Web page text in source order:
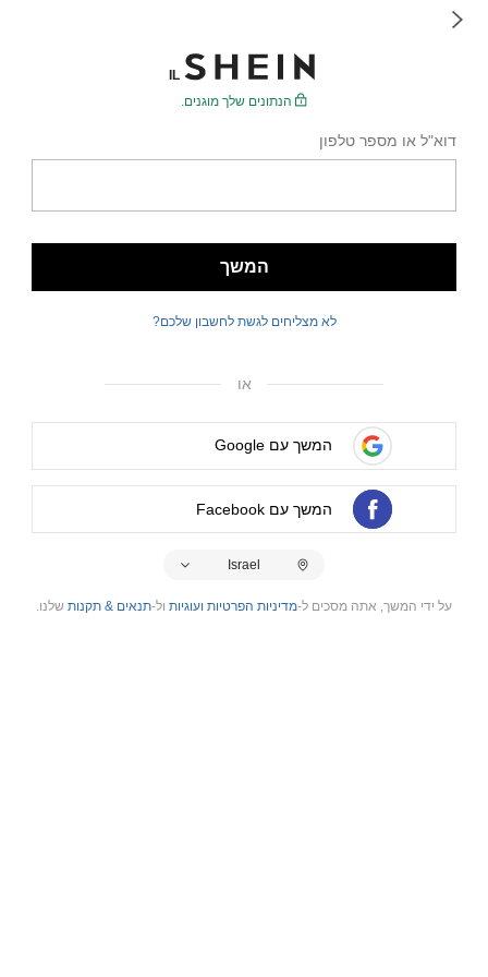
IL
הנתונים שלך מוגנים.
דוא"ל או מספר טלפון
המשך
לא מצליחים לגשת לחשבון שלכם?
או
המשך עם Google
המשך עם Facebook
Israel
על ידי המשך, אתה מסכים ל-מדיניות הפרטיות ועוגיות ול-תנאים & תקנות שלנו.